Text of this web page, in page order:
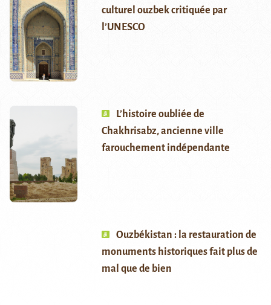
culturel ouzbek critiquée par
l’UNESCO
L’histoire oubliée de
Chakhrisabz, ancienne ville
farouchement indépendante
Ouzbékistan : la restauration de
monuments historiques fait plus de
mal que de bien